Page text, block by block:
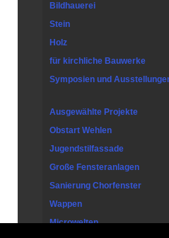
Bildhauerei
Stein
Holz
für kirchliche Bauwerke
Symposien und
Ausgewählte Projekte
Obstart Wehlen
Jugendstilfassade
Große Fensteranlagen
Sanierung Chorfenster
Wappen
Microwelten